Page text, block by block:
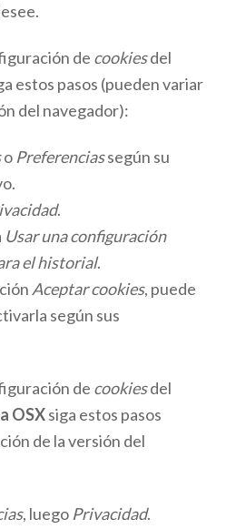
de cookiesdel
estos pasos (pueden variar
del navegador):
o Preferenciassegún su
.
Usar una configuración
el historial.
Aceptar cookies, puede
según sus
de cookiesdel
OSXsiga estos pasos
de la versión del
, luego Privacidad.